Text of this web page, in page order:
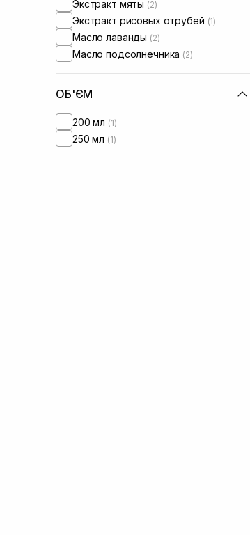
Экстракт мяты (2)
Экстракт рисовых отрубей (1)
Масло лаванды (2)
Масло подсолнечника (2)
ОБ'ЄМ
200 мл (1)
250 мл (1)